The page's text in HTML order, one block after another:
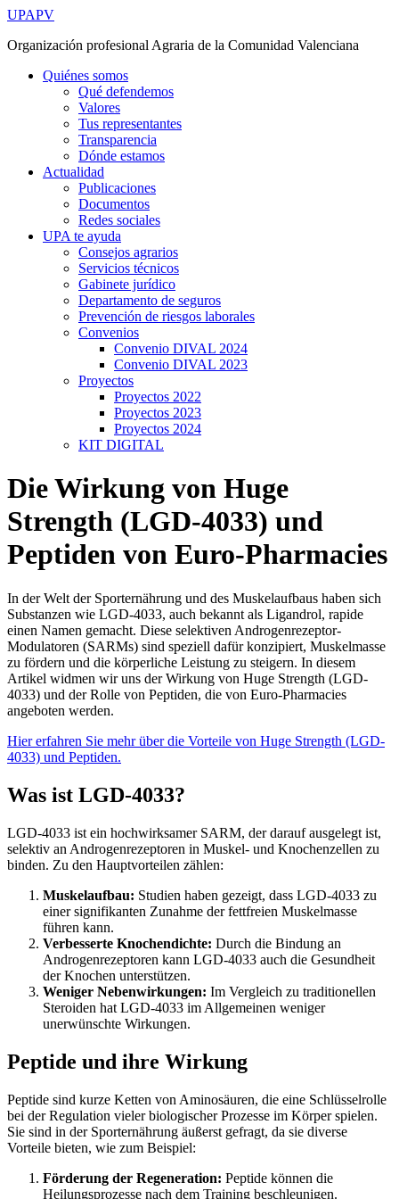
Ir
contenido
UPAPV
Organización profesional Agraria de la Comunidad Valenciana
Quiénes somos
Qué defendemos
Valores
Tus representantes
Transparencia
Dónde estamos
Actualidad
Publicaciones
Documentos
Redes sociales
UPA te ayuda
Consejos agrarios
Servicios técnicos
Gabinete jurídico
Departamento de seguros
Prevención de riesgos laborales
Convenios
Convenio DIVAL 2024
Convenio DIVAL 2023
Proyectos
Proyectos 2022
Proyectos 2023
Proyectos 2024
KIT DIGITAL
Die Wirkung von Huge
Strength (LGD-4033) und
Peptiden von Euro-Pharmacies
In der Welt der Sporternährung und des Muskelaufbaus haben sich
Substanzen wie LGD-4033, auch bekannt als Ligandrol, rapide
einen Namen gemacht. Diese selektiven Androgenrezeptor-
Modulatoren (SARMs) sind speziell dafür konzipiert, Muskelmasse
zu fördern und die körperliche Leistung zu steigern. In diesem
Artikel widmen wir uns der Wirkung von Huge Strength (LGD-
4033) und der Rolle von Peptiden, die von Euro-Pharmacies
angeboten werden.
Hier erfahren Sie mehr über die Vorteile von Huge Strength (LGD-
4033) und Peptiden.
Was ist LGD-4033?
LGD-4033 ist ein hochwirksamer SARM, der darauf ausgelegt ist,
selektiv an Androgenrezeptoren in Muskel- und Knochenzellen zu
binden. Zu den Hauptvorteilen zählen:
Muskelaufbau: Studien haben gezeigt, dass LGD-4033 zu
einer signifikanten Zunahme der fettfreien Muskelmasse
führen kann.
Verbesserte Knochendichte: Durch die Bindung an
Androgenrezeptoren kann LGD-4033 auch die Gesundheit
der Knochen unterstützen.
Weniger Nebenwirkungen: Im Vergleich zu traditionellen
Steroiden hat LGD-4033 im Allgemeinen weniger
unerwünschte Wirkungen.
Peptide und ihre Wirkung
Peptide sind kurze Ketten von Aminosäuren, die eine Schlüsselrolle
bei der Regulation vieler biologischer Prozesse im Körper spielen.
Sie sind in der Sporternährung äußerst gefragt, da sie diverse
Vorteile bieten, wie zum Beispiel:
Förderung der Regeneration: Peptide können die
Heilungsprozesse nach dem Training beschleunigen.